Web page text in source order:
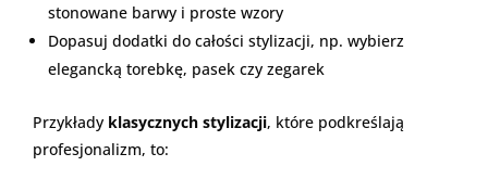
stonowane barwy i proste wzory
Dopasuj dodatki do całości stylizacji, np. wybierz
elegancką torebkę, pasek czy zegarek
Przykłady klasycznych stylizacji, które podkreślają
profesjonalizm, to: